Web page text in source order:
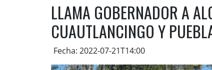
LLAMA GOBERNADOR A
CUAUTLANCINGO Y
Fecha: 2022-07-21T14:00